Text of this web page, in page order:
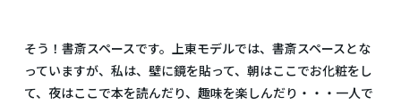
そう！書斎スペースです。上東モデルでは、書斎スペースとな
っていますが、私は、壁に鏡を貼って、朝はここでお化粧をし
て、夜はここで本を読んだり、趣味を楽しんだり・・・一人で